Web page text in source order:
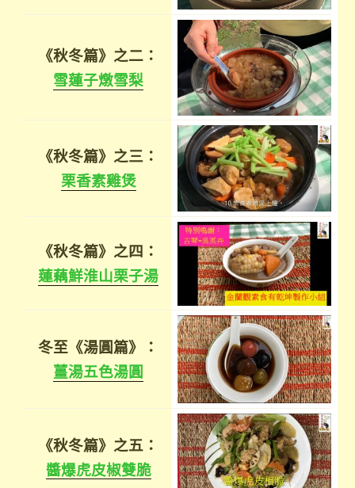
《秋冬篇》之二：
雪蓮子燉雪梨
《秋冬篇》之三：
栗香素雞煲
《秋冬篇》之四：
蓮藕鮮淮山栗子湯
冬至《湯圓篇》：
薑湯五色湯圓
《秋冬篇》之五：
醬爆虎皮椒雙脆